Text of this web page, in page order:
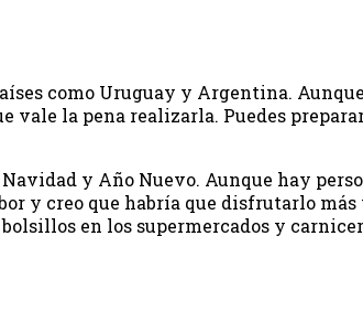
como Uruguay y Argentina.
vale la pena realizarla. Puedes
y Año Nuevo. Aunque hay
y creo que habría que disfrutarlo
en los supermercados y